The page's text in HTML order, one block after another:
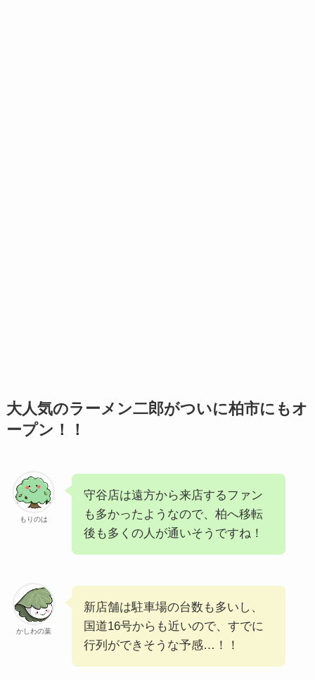
大人気のラーメン二郎がついに柏市にもオ
ープン！！
もりのは
守谷店は遠方から来店するファン
も多かったようなので、柏へ移転
後も多くの人が通いそうですね！
かしわの葉
新店舗は駐車場の台数も多いし、
国道16号からも近いので、すでに
行列ができそうな予感…！！